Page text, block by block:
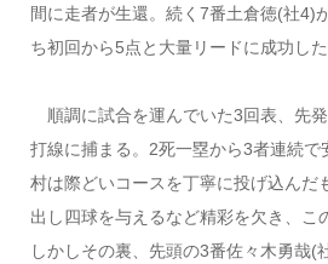
間に走者が生還。続く7番土倉徳(社4)
ち初回から5点と大量リードに成功した
順調に試合を運んでいた3回表、先
打線に捕まる。2死一塁から3者連続で
村は際どいコースを丁寧に投げ込んだ
出し四球を与えるなど精彩を欠き、こ
しかしその裏、先頭の3番佐々木勇哉(